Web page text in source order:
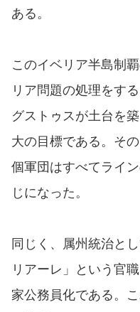
ある。
このイベリア半島制
リア問題の処理をす
グストゥスが土台を
大の目標である。そ
個軍団はすべてライ
じになった。
同じく、属州統治と
リアーレ」という官
家公務員化である。